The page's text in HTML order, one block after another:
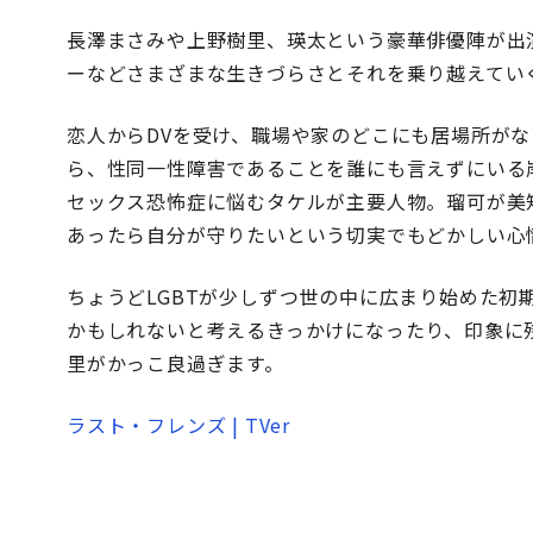
長澤まさみや上野樹里、瑛太という豪華俳優陣が
ーなどさまざまな生きづらさとそれを乗り越えて
恋人からDVを受け、職場や家のどこにも居場所が
ら、性同一性障害であることを誰にも言えずにい
セックス恐怖症に悩むタケルが主要人物。瑠可が
あったら自分が守りたいという切実でもどかしい
ちょうどLGBTが少しずつ世の中に広まり始めた
かもしれないと考えるきっかけになったり、印象
里がかっこ良過ぎます。
ラスト・フレンズ | TVer